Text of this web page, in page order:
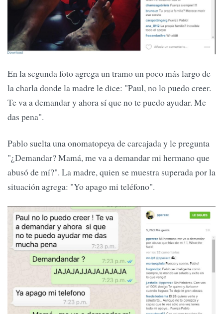
En la segunda foto agrega un tramo un poco más largo de
la charla donde la madre le dice: "Paul, no lo puedo creer.
Te va a demandar y ahora sí que no te puedo ayudar. Me
das pena".
Pablo suelta una onomatopeya de carcajada y le pregunta
"¿Demandar? Mamá, me va a demandar mi hermano que
abusó de mí?". La madre, quien se muestra superada por la
situación agrega: "Yo apago mi teléfono".